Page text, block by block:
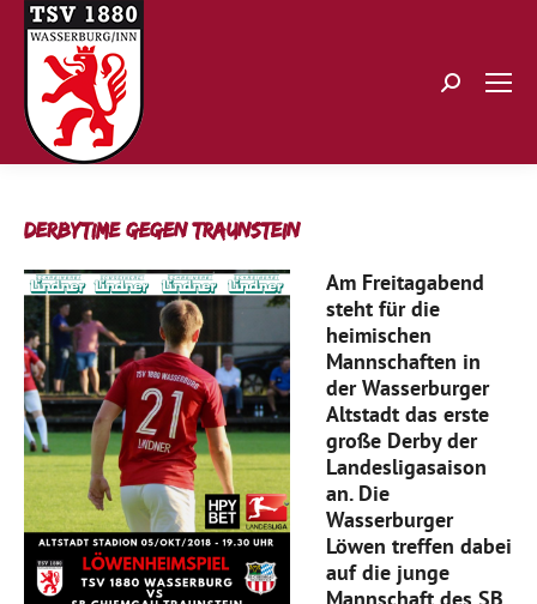
Search:
Derbytime gegen Traunstein
Am Freitagabend
steht für die
heimischen
Mannschaften in
der Wasserburger
Altstadt das erste
große Derby der
Landesligasaison
an. Die
Wasserburger
Löwen treffen dabei
auf die junge